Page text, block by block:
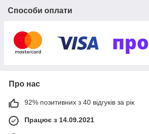
Способи оплати
Про нас
92% позитивних з 40 відгуків за рік
Працює з 14.09.2021